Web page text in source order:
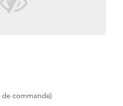
de commande)